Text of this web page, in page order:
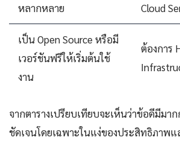
หลากหลาย
Cloud
เป็น Open Source หรือมี
เวอร์ชันฟรีให้เริ่มต้นใช้
งาน
ต้องการ
จากตารางเปรียบเทียบจะเห็นว่าข้อดีมีมาก
ชัดเจนโดยเฉพาะในแง่ของประสิทธิภาพแ